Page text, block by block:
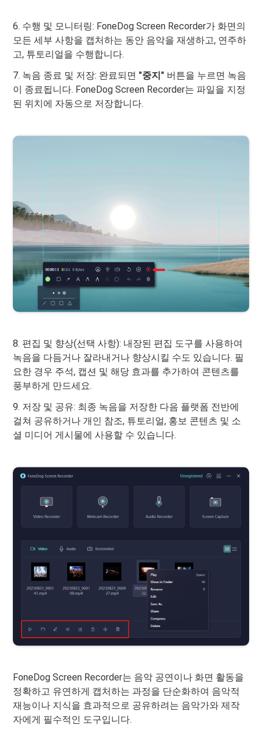
6. 수행 및 모니터링: FoneDog Screen Recorder가 화면의
모든 세부 사항을 캡처하는 동안 음악을 재생하고, 연주하
고, 튜토리얼을 수행합니다.
7. 녹음 종료 및 저장: 완료되면 "중지" 버튼을 누르면 녹음
이 종료됩니다. FoneDog Screen Recorder는 파일을 지정
된 위치에 자동으로 저장합니다.
8. 편집 및 향상(선택 사항): 내장된 편집 도구를 사용하여
녹음을 다듬거나 잘라내거나 향상시킬 수도 있습니다. 필
요한 경우 주석, 캡션 및 해당 효과를 추가하여 콘텐츠를
풍부하게 만드세요.
9. 저장 및 공유: 최종 녹음을 저장한 다음 플랫폼 전반에
걸쳐 공유하거나 개인 참조, 튜토리얼, 홍보 콘텐츠 및 소
셜 미디어 게시물에 사용할 수 있습니다.
FoneDog Screen Recorder는 음악 공연이나 화면 활동을
정확하고 유연하게 캡처하는 과정을 단순화하여 음악적
재능이나 지식을 효과적으로 공유하려는 음악가와 제작
자에게 필수적인 도구입니다.